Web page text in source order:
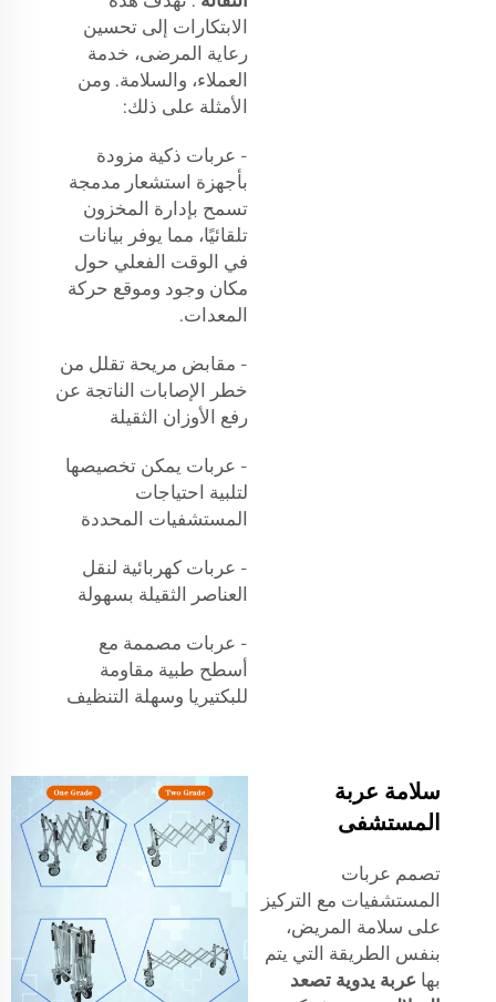
الابتكارات إلى تحسين
رعاية المرضى، خدمة
العملاء، والسلامة. ومن
الأمثلة على ذلك:
- عربات ذكية مزودة
بأجهزة استشعار مدمجة
تسمح بإدارة المخزون
تلقائيًا، مما يوفر بيانات
في الوقت الفعلي حول
مكان وجود وموقع حركة
المعدات.
- مقابض مريحة تقلل من
خطر الإصابات الناتجة عن
رفع الأوزان الثقيلة
- عربات يمكن تخصيصها
لتلبية احتياجات
المستشفيات المحددة
- عربات كهربائية لنقل
العناصر الثقيلة بسهولة
- عربات مصممة مع
أسطح طبية مقاومة
للبكتيريا وسهلة التنظيف
سلامة عربة
المستشفى
تصمم عربات
المستشفيات مع التركيز
على سلامة المريض،
بنفس الطريقة التي يتم
بها عربة يدوية تصعد